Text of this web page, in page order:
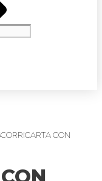
CON